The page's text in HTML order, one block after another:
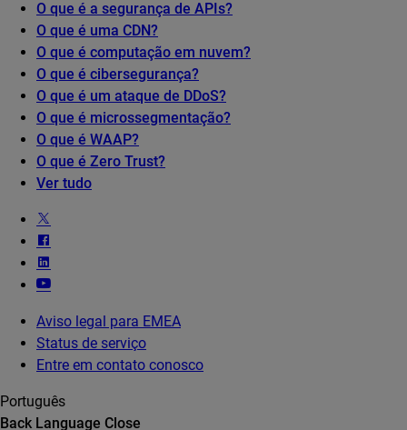
O que é a segurança de APIs?
O que é uma CDN?
O que é computação em nuvem?
O que é cibersegurança?
O que é um ataque de DDoS?
O que é microssegmentação?
O que é WAAP?
O que é Zero Trust?
Ver tudo
Aviso legal para EMEA
Status de serviço
Entre em contato conosco
Português
Back Language Close